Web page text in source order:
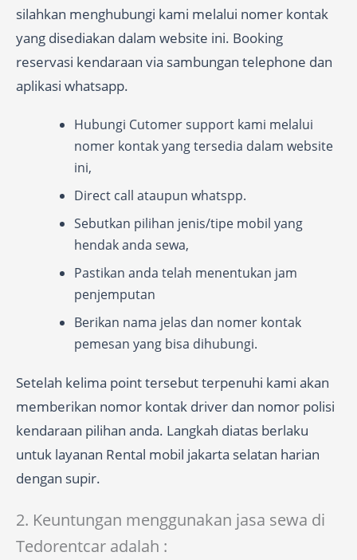
silahkan menghubungi kami melalui nomer kontak
yang disediakan dalam website ini. Booking
reservasi kendaraan via sambungan telephone dan
aplikasi whatsapp.
Hubungi Cutomer support kami melalui
nomer kontak yang tersedia dalam website
ini,
Direct call ataupun whatspp.
Sebutkan pilihan jenis/tipe mobil yang
hendak anda sewa,
Pastikan anda telah menentukan jam
penjemputan
Berikan nama jelas dan nomer kontak
pemesan yang bisa dihubungi.
Setelah kelima point tersebut terpenuhi kami akan
memberikan nomor kontak driver dan nomor polisi
kendaraan pilihan anda. Langkah diatas berlaku
untuk layanan Rental mobil jakarta selatan harian
dengan supir.
2. Keuntungan menggunakan jasa sewa di
Tedorentcar adalah :